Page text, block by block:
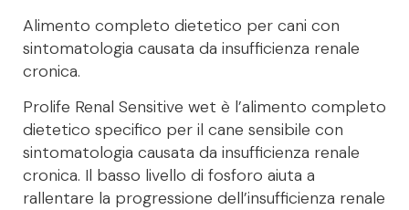
Alimento completo dietetico per cani con
sintomatologia causata da insufficienza renale
cronica.
Prolife Renal Sensitive wet è l’alimento completo
dietetico specifico per il cane sensibile con
sintomatologia causata da insufficienza renale
cronica. Il basso livello di fosforo aiuta a
rallentare la progressione dell’insufficienza renale